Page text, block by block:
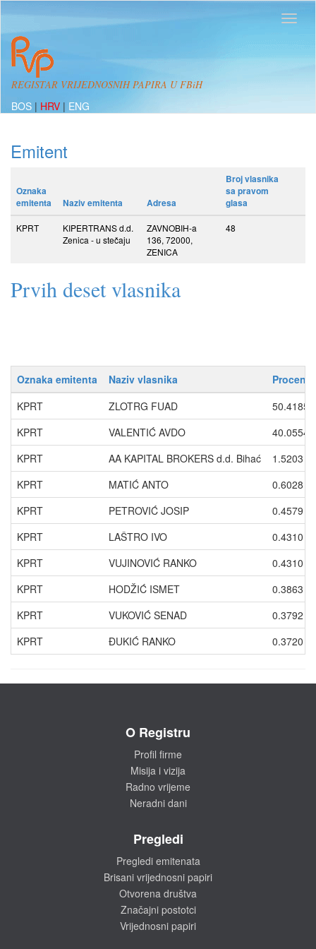
REGISTAR VRIJEDNOSNIH PAPIRA U FBiH
BOS | HRV | ENG
Emitent
Oznaka
emitenta
Naziv emitenta Adresa
Broj vlasnika
sa pravom
glasa
KPRT
KIPERTRANS d.d.
Zenica - u stečaju
ZAVNOBIH-a
136, 72000,
ZENICA
48
Prvih deset vlasnika
Oznaka emitenta Naziv vlasnika
Procenti
KPRT
ZLOTRG FUAD
50.4185
KPRT
VALENTIĆ AVDO
40.0554
KPRT
AA KAPITAL BROKERS d.d. Bihać
1.5203
KPRT
MATIĆ ANTO
0.6028
KPRT
PETROVIĆ JOSIP
0.4579
KPRT
LAŠTRO IVO
0.4310
KPRT
VUJINOVIĆ RANKO
0.4310
KPRT
HODŽIĆ ISMET
0.3863
KPRT
VUKOVIĆ SENAD
0.3792
KPRT
ĐUKIĆ RANKO 0.3720
O Registru
Profil firme
Misija i vizija
Radno vrijeme
Neradni dani
Pregledi
Pregledi emitenata
Brisani vrijednosni papiri
Otvorena društva
Značajni postotci
Vrijednosni papiri